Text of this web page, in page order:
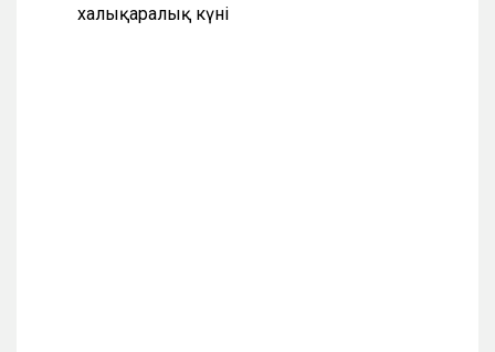
халықаралық күні